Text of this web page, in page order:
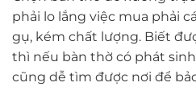
phải lo lắng việc mua phải
gụ, kém chất lượng. Biết
thì nếu bàn thờ có phát
cũng dễ tìm được nơi để